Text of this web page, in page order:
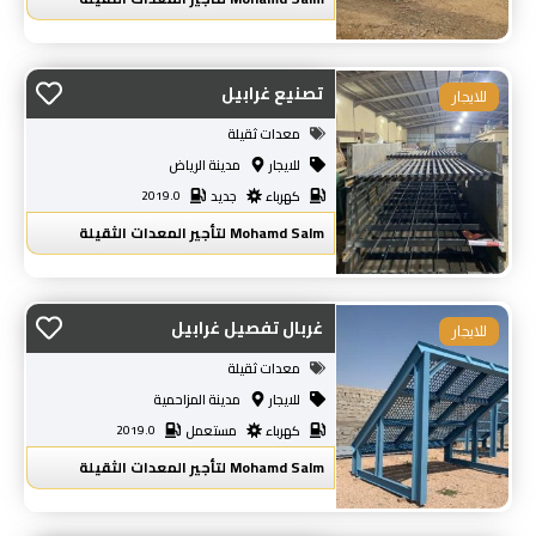
تصنيع غرابيل
معدات ثقيلة
للايجار
مدينة الرياض
كهرباء
جديد 2019.0
Mohamd Salm لتأجير المعدات الثقيلة
غربال تفصيل غرابيل
معدات ثقيلة
للايجار
مدينة المزاحمية
كهرباء
مستعمل 2019.0
Mohamd Salm لتأجير المعدات الثقيلة